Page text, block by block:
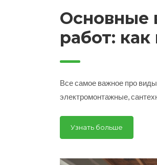
Основные
работ:
Все самое важное про
электромонтажные,
Узнать больше